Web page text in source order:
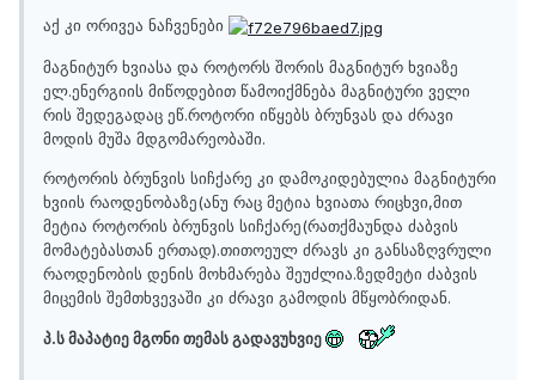
აქ კი ორივეა ნაჩვენები
მაგნიტურ ხვიასა და როტორს შორის მაგნიტურ ხვიაზე
ელ.ენერგიის მიწოდებით წამოიქმნება მაგნიტური ველი
რის შედეგადაც ეწ.როტორი იწყებს ბრუნვას და ძრავი
მოდის მუშა მდგომარეობაში.
როტორის ბრუნვის სიჩქარე კი დამოკიდებულია მაგნიტური
ხვიის რაოდენობაზე(ანუ რაც მეტია ხვიათა რიცხვი,მით
მეტია როტორის ბრუნვის სიჩქარე(რათქმაუნდა ძაბვის
მომატებასთან ერთად).თითოეულ ძრავს კი განსაზღვრული
რაოდენობის დენის მოხმარება შეუძლია.ზედმეტი ძაბვის
მიცემის შემთხვევაში კი ძრავი გამოდის მწყობრიდან.
პ.ს მაპატიე მგონი თემას გადავუხვიე